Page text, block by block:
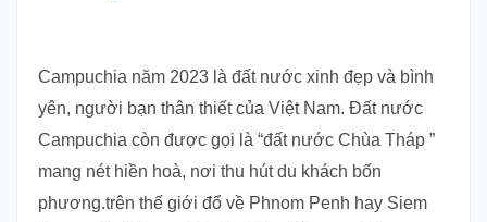
Campuchia năm 2023 là đất nước xinh đẹp và bình
yên, người bạn thân thiết của Việt Nam. Đất nước
Campuchia còn được gọi là “đất nước Chùa Tháp ”
mang nét hiền hoà, nơi thu hút du khách bốn
phương.trên thế giới đổ về Phnom Penh hay Siem